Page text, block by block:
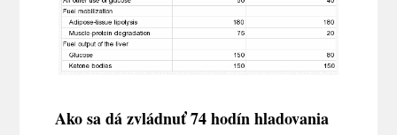
Ako sa dá zvládnuť 74 hodín hladovania